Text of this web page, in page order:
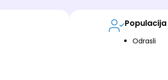
Populacija
Odrasli